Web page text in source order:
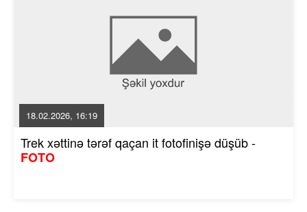
18.02.2026, 16:19
Trek xəttinə tərəf qaçan it fotofinişə düşüb -
FOTO